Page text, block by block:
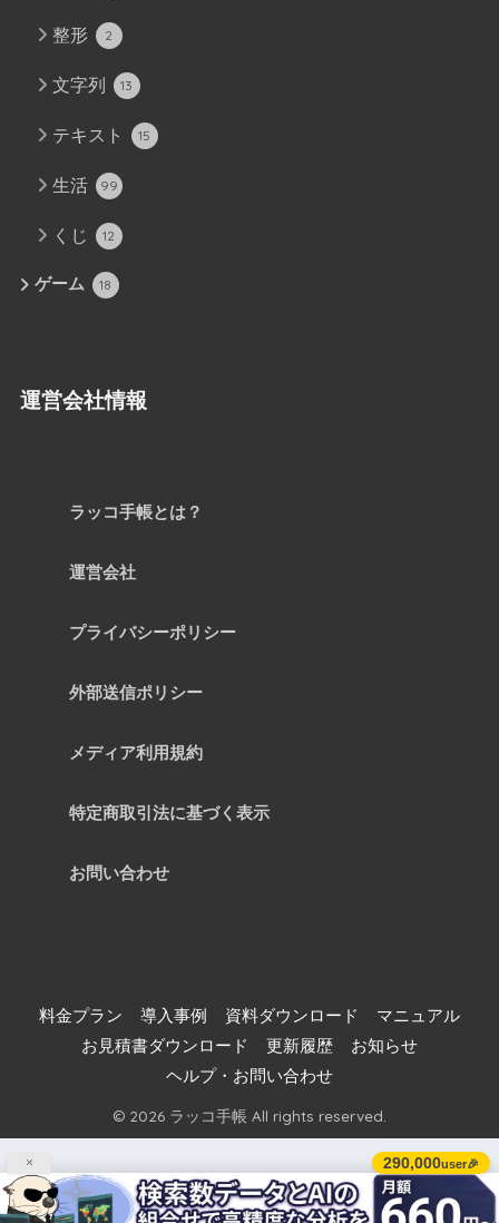
× 290,000user🎉
整形 2
文字列 13
テキスト 15
生活 99
くじ 12
ゲーム 18
運営会社情報
ラッコ手帳とは？
運営会社
プライバシーポリシー
外部送信ポリシー
メディア利用規約
特定商取引法に基づく表示
お問い合わせ
料金プラン 導入事例 資料ダウンロード
マニュアル
お見積書ダウンロード
更新履歴
お知らせ
ヘルプ・お問い合わせ
© 2026 ラッコ手帳 All rights reserved.